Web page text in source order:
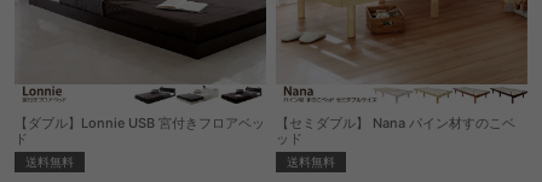
【ダブル】Lonnie USB 宮付きフロアベッ
ド
送料無料
【セミダブル】 Nana パイン材すのこベ
ッド
送料無料